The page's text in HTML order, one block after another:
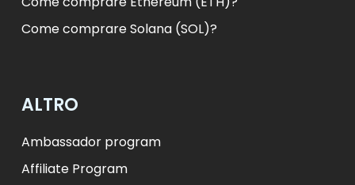
Come comprare Solana (SOL)?
ALTRO
Ambassador program
Affiliate Program